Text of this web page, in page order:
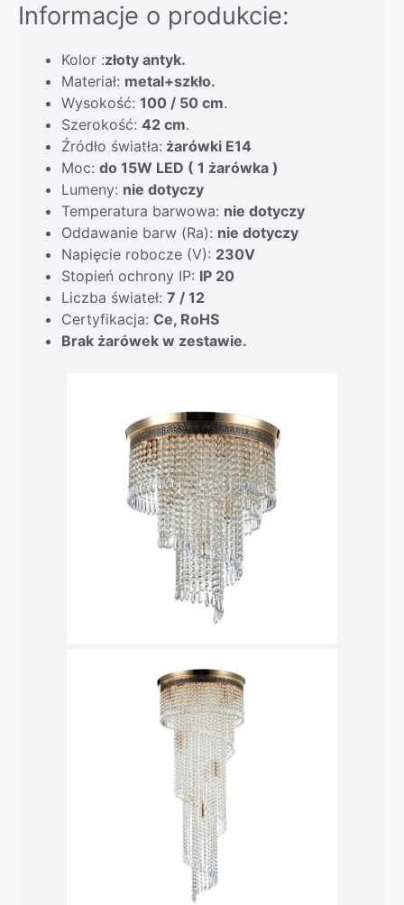
Informacje o produkcie:
Kolor :złoty antyk.
Materiał: metal+szkło.
Wysokość: 100 / 50 cm.
Szerokość: 42 cm.
Źródło światła: żarówki E14
Moc: do 15W LED ( 1 żarówka )
Lumeny: nie dotyczy
Temperatura barwowa: nie dotyczy
Oddawanie barw (Ra): nie dotyczy
Napięcie robocze (V): 230V
Stopień ochrony IP: IP 20
Liczba świateł: 7 / 12
Certyfikacja: Ce, RoHS
Brak żarówek w zestawie.